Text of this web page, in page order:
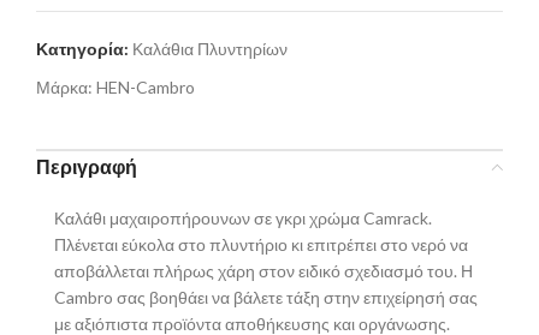
Κατηγορία: Καλάθια Πλυντηρίων
Μάρκα: HEN-Cambro
Περιγραφή
Καλάθι μαχαιροπήρουνων σε γκρι χρώμα Camrack.
Πλένεται εύκολα στο πλυντήριο κι επιτρέπει στο νερό να
αποβάλλεται πλήρως χάρη στον ειδικό σχεδιασμό του. Η
Cambro σας βοηθάει να βάλετε τάξη στην επιχείρησή σας
με αξιόπιστα προϊόντα αποθήκευσης και οργάνωσης.